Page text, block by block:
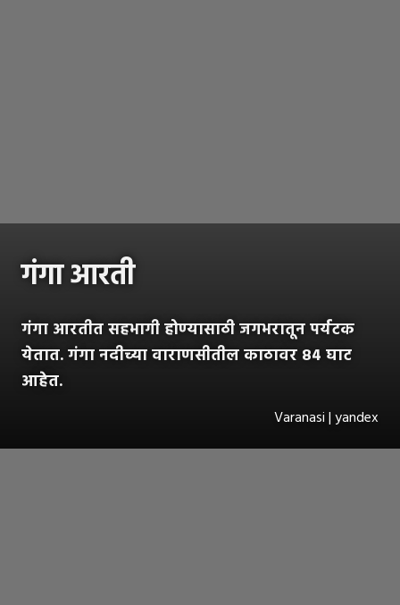
गंगा आरती
गंगा आरतीत सहभागी होण्यासाठी जगभरातून पर्यटक
येतात. गंगा नदीच्या वाराणसीतील काठावर ८४ घाट
आहेत.
Varanasi | yandex